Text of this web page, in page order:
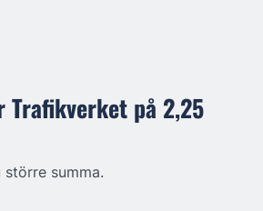
Trafikverket på 2,25
större summa.